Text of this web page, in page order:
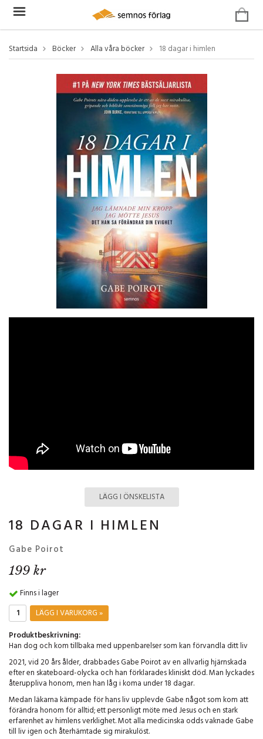
Startsida Böcker Alla våra böcker 18 dagar i himlen
LÄGG I ÖNSKELISTA
18 DAGAR I HIMLEN
Gabe Poirot
199 kr
Finns i lager
LÄGG I VARUKORG »
Produktbeskrivning:
Han dog och kom tillbaka med uppenbarelser som kan förvandla ditt liv
2021, vid 20 års ålder, drabbades Gabe Poirot av en allvarlig hjärnskada
efter en skateboard-olycka och han förklarades kliniskt död. Man lyckades
återuppliva honom, men han låg i koma under 18 dagar.
Medan läkarna kämpade för hans liv upplevde Gabe något som kom att
förändra honom för alltid; ett personligt möte med Jesus och en stark
erfarenhet av himlens verklighet. Mot alla medicinska odds vaknade Gabe
till liv igen och återhämtade sig mirakulöst.